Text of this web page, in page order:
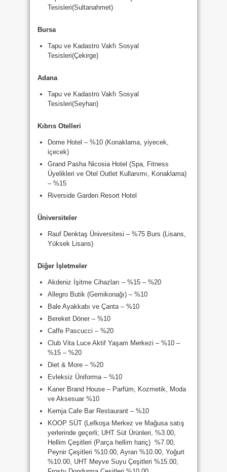
Tesisleri(Sultanahmet)
Bursa
Tapu ve Kadastro Vakfı Sosyal
Tesisleri(Çekirge)
Adana
Tapu ve Kadastro Vakfı Sosyal
Tesisleri(Seyhan)
Kıbrıs Otelleri
Dome Hotel – %10 (Konaklama, yiyecek,
içecek)
Grand Pasha Nicosia Hotel (Spa, Fitness
Üyelikleri ve Otel Outlet Kullanımı, Konaklama)
– %15
Riverside Garden Resort Hotel
Üniversiteler
Rauf Denktaş Üniversitesi – %75 Burs (Lisans,
Yüksek Lisans)
Diğer İşletmeler
Akdeniz İşitme Cihazları – %15 – %20
Allegro Butik (Gemikonağı) – %10
Bale Ayakkabı ve Çanta – %10
Bereket Döner – %10
Caffe Pascucci – %20
Club Vita Luce Aktif Yaşam Merkezi – %10 –
%15 – %20
Diet & More – %20
Evleksiz Üniforma – %10
Kaner Brand House – Parfüm, Kozmetik, Moda
ve Aksesuar %10
Kemja Cafe Bar Restaurant – %10
KOOP SÜT (Lefkoşa Merkez ve Mağusa satış
yerlerinde geçerli; UHT Süt Ürünleri, %3.00,
Hellim Çeşitleri (Parça hellim hariç) %7.00,
Peynir Çeşitleri %10.00, Ayran %10.00, Yoğurt
%10.00, UHT Meyve Suyu Çeşitleri %15.00,